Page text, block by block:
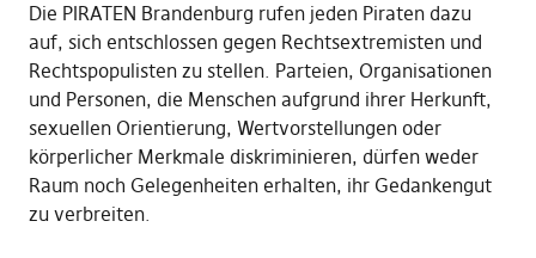
Die PIRATEN Brandenburg rufen jeden Piraten dazu
auf, sich entschlossen gegen Rechtsextremisten und
Rechtspopulisten zu stellen. Parteien, Organisationen
und Personen, die Menschen aufgrund ihrer Herkunft,
sexuellen Orientierung, Wertvorstellungen oder
körperlicher Merkmale diskriminieren, dürfen weder
Raum noch Gelegenheiten erhalten, ihr Gedankengut
zu verbreiten.